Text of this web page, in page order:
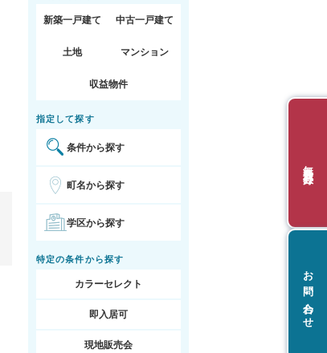
新築一戸建て 中古一戸建て
土地 マンション
収益物件
指定して探す
条件から探す
町名から探す
学区から探す
特定の条件から探す
カラーセレクト
即入居可
現地販売会
お問い合わせ